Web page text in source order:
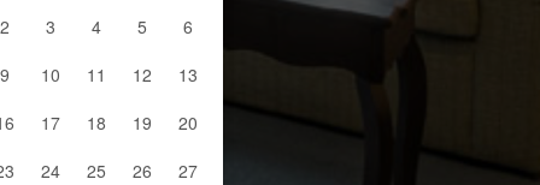
2 3 4 5
6
9 10 11 12
13
17 18 19
20
24 25 26
27